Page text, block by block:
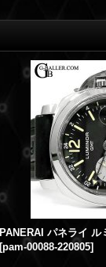
[pam-00088-220805]